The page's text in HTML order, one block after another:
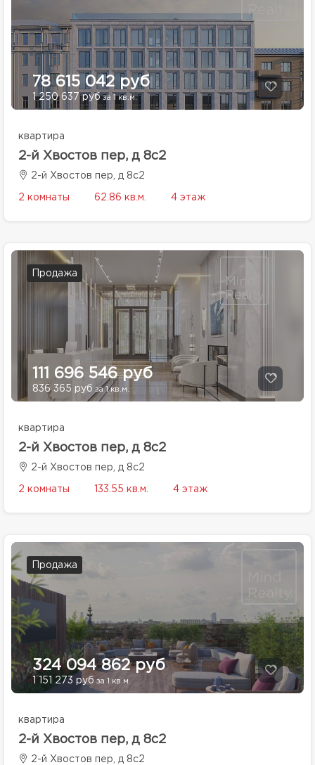
78 615 042 руб
1 250 637 рубза 1 кв.м.
квартира
2-й Хвостов пер, д 8с2
2-й Хвостов пер, д 8с2
2 комнаты 62.86 кв.м. 4 этаж
Продажа
111 696 546 руб
836 365 руб за 1 кв.м.
квартира
2-й Хвостов пер, д 8с2
2-й Хвостов пер, д 8с2
2 комнаты 133.55 кв.м. 4 этаж
Продажа
324 094 862 руб
1 151 273 руб за 1 кв.м.
квартира
2-й Хвостов пер, д 8с2
2-й Хвостов пер, д 8с2